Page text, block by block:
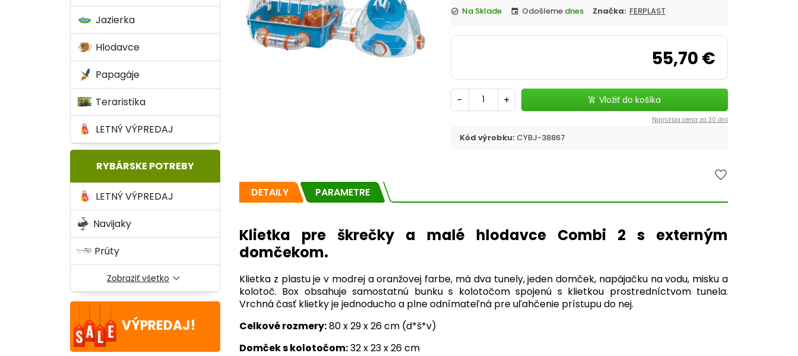
Jazierka
Hlodavce
Papagáje
Teraristika
LETNÝ VÝPREDAJ
RYBÁRSKE POTREBY
LETNÝ VÝPREDAJ
Navijaky
Prúty
Zobraziť všetko expand_more
VÝPREDAJ!
check_circle Na Sklade event Odošleme dnes Značka: FERPLAST
55,70 €
- + add_shopping_cart Vložiť do košíka
Najnižšia cena za 30 dní
Kód výrobku: CYBJ-38867
favorite_border
DETAILY PARAMETRE
Klietka pre škrečky a malé hlodavce Combi 2 s externým
domčekom.
Klietka z plastu je v modrej a oranžovej farbe, má dva tunely, jeden domček, napájačku na vodu, misku a
kolotoč. Box obsahuje samostatnú bunku s kolotočom spojenú s klietkou prostredníctvom tunela.
Vrchná časť klietky je jednoducho a plne odnímateľná pre uľahčenie prístupu do nej.
Celkové rozmery:80 x 29 x 26 cm (d*š*v)
Domček s kolotočom:32 x 23 x 26 cm